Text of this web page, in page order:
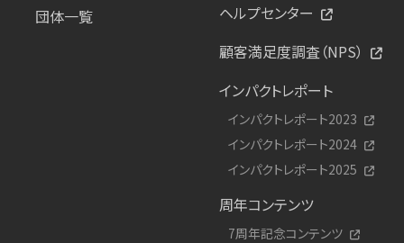
団体一覧
ヘルプセンター
顧客満足度調査（NPS）
インパクトレポート
インパクトレポート2023
インパクトレポート2024
インパクトレポート2025
周年コンテンツ
7周年記念コンテンツ